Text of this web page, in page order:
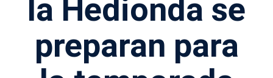
la Hedionda se
preparan para